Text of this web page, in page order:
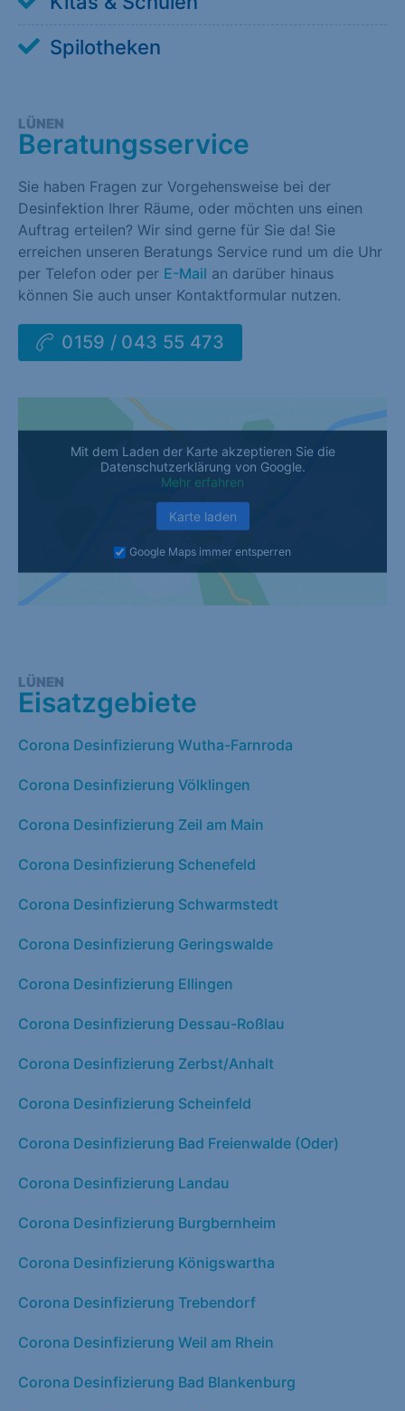
Spilotheken
LÜNEN
Beratungsservice
Sie haben Fragen zur Vorgehensweise bei der
Desinfektion Ihrer Räume, oder möchten uns einen
Auftrag erteilen? Wir sind gerne für Sie da! Sie
erreichen unseren Beratungs Service rund um die Uhr
per Telefon oder per E-Mail an darüber hinaus
können Sie auch unser Kontaktformular nutzen.
0159 / 043 55 473
Mit dem Laden der Karte akzeptieren Sie die
Datenschutzerklärung von Google.
Mehr erfahren
Karte laden
Google Maps immer entsperren
LÜNEN
Eisatzgebiete
Corona Desinfizierung Wutha-Farnroda
Corona Desinfizierung Völklingen
Corona Desinfizierung Zeil am Main
Corona Desinfizierung Schenefeld
Corona Desinfizierung Schwarmstedt
Corona Desinfizierung Geringswalde
Corona Desinfizierung Ellingen
Corona Desinfizierung Dessau-Roßlau
Corona Desinfizierung Zerbst/Anhalt
Corona Desinfizierung Scheinfeld
Corona Desinfizierung Bad Freienwalde (Oder)
Corona Desinfizierung Landau
Corona Desinfizierung Burgbernheim
Corona Desinfizierung Königswartha
Corona Desinfizierung Trebendorf
Corona Desinfizierung Weil am Rhein
Corona Desinfizierung Bad Blankenburg